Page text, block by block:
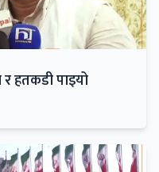
हतकडी पाइयो